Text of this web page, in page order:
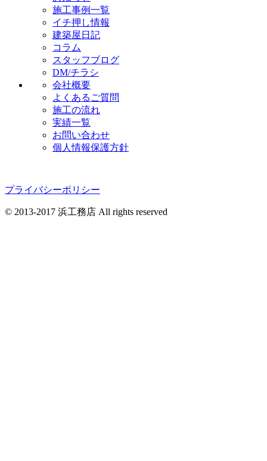
施工事例一覧
イチ押し情報
建築屋日記
コラム
スタッフブログ
DM/チラシ
会社概要
よくあるご質問
施工の流れ
実績一覧
お問い合わせ
個人情報保護方針
プライバシーポリシー
© 2013-2017 浜工務店 All rights reserved